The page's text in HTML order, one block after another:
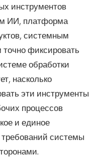
инструментов
ИИ, платформа
системным
фиксировать
обработки
насколько
эти инструменты
процессов
и единое
системы